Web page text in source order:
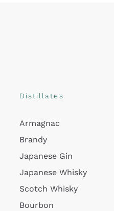
Distillates
Armagnac
Brandy
Japanese Gin
Japanese Whisky
Scotch Whisky
Bourbon